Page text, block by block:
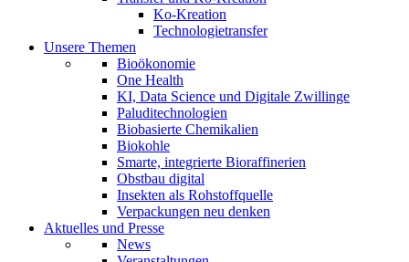
Ko-Kreation
Technologietransfer
Unsere Themen
Bioökonomie
One Health
KI, Data Science und Digitale Zwillinge
Paluditechnologien
Biobasierte Chemikalien
Biokohle
Smarte, integrierte Bioraffinerien
Obstbau digital
Insekten als Rohstoffquelle
Verpackungen neu denken
Aktuelles und Presse
News